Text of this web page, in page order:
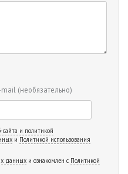
mail (необязательно)
сайта и политикой
и Политикой использования
данных и ознакомлен с Политикой